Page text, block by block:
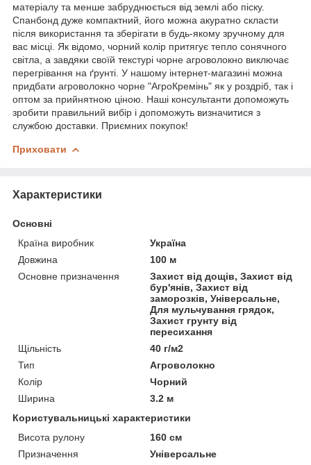
матеріалу та менше забруднюється від землі або піску.
Спанбонд дуже компактний, його можна акуратно скласти
після використання та зберігати в будь-якому зручному для
вас місці. Як відомо, чорний колір притягує тепло сонячного
світла, а завдяки своїй текстурі чорне агроволокно виключає
перегрівання на ґрунті. У нашому інтернет-магазині можна
придбати агроволокно чорне "АгроКремінь" як у роздріб, так і
оптом за прийнятною ціною. Наші консультанти допоможуть
зробити правильний вибір і допоможуть визначитися з
службою доставки. Приємних покупок!
Приховати
Характеристики
Основні
Країна виробник
Україна
Довжина
100 м
Основне призначення
Захист від дощів, Захист від
бур'янів, Захист від
заморозків, Універсальне,
Для мульчування грядок,
Захист грунту від
пересихання
Щільність
40 г/м2
Тип
Агроволокно
Колір
Чорний
Ширина
3.2 м
Користувальницькі характеристики
Висота рулону
160 см
Призначення
Універсальне